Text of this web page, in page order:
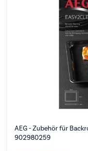
AEG - Zubehör für
902980259